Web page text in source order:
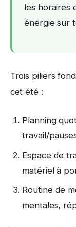
les horaires
énergie sur
Trois piliers
cet été :
Planning
travail/
Espace de
matériel à
Routine de
mentales,